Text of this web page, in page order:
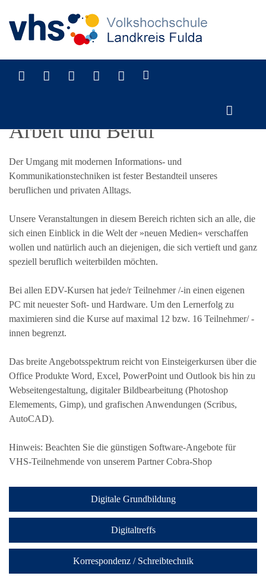
Arbeit und Beruf
Der Umgang mit modernen Informations- und
Kommunikationstechniken ist fester Bestandteil unseres
beruflichen und privaten Alltags.
Unsere Veranstaltungen in diesem Bereich richten sich an alle, die
sich einen Einblick in die Welt der »neuen Medien« verschaffen
wollen und natürlich auch an diejenigen, die sich vertieft und ganz
speziell beruflich weiterbilden möchten.
Bei allen EDV-Kursen hat jede/r Teilnehmer /-in einen eigenen
PC mit neuester Soft- und Hardware. Um den Lernerfolg zu
maximieren sind die Kurse auf maximal 12 bzw. 16 Teilnehmer/ -
innen begrenzt.
Das breite Angebotsspektrum reicht von Einsteigerkursen über die
Office Produkte Word, Excel, PowerPoint und Outlook bis hin zu
Webseitengestaltung, digitaler Bildbearbeitung (Photoshop
Elemements, Gimp), und grafischen Anwendungen (Scribus,
AutoCAD).
Hinweis: Beachten Sie die günstigen Software-Angebote für
VHS-Teilnehmende von unserem Partner Cobra-Shop
Digitale Grundbildung
Digitaltreffs
Korrespondenz / Schreibtechnik